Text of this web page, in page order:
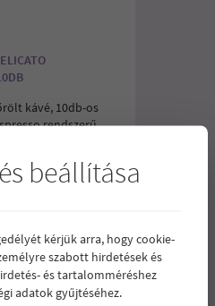
kávé, 10db-os
rendszerű
beállítása
kérjük arra, hogy cookie-
szabott hirdetések és
és tartalomméréshez
adatok gyűjtéséhez.